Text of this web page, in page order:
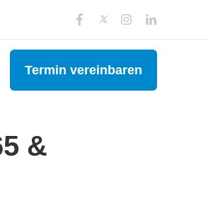
Termin vereinbaren
&